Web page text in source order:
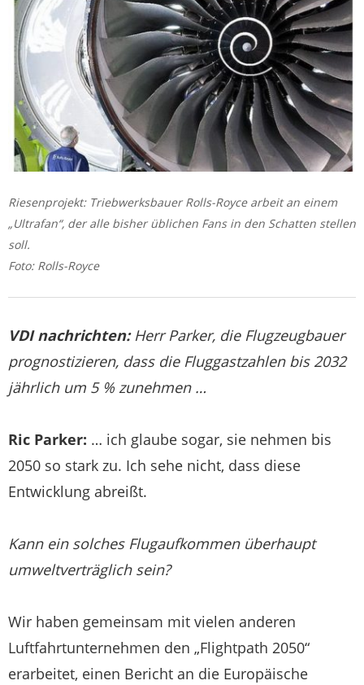
Riesenprojekt: Triebwerksbauer Rolls-Royce arbeit an einem
„Ultrafan“, der alle bisher üblichen Fans in den Schatten stellen
soll.
Foto: Rolls-Royce
VDI nachrichten:Herr Parker, die Flugzeugbauer
prognostizieren, dass die Fluggastzahlen bis 2032
jährlich um 5 % zunehmen …
Ric Parker: … ich glaube sogar, sie nehmen bis
2050 so stark zu. Ich sehe nicht, dass diese
Entwicklung abreißt.
Kann ein solches Flugaufkommen überhaupt
umweltverträglich sein?
Wir haben gemeinsam mit vielen anderen
Luftfahrtunternehmen den „Flightpath 2050“
erarbeitet, einen Bericht an die Europäische